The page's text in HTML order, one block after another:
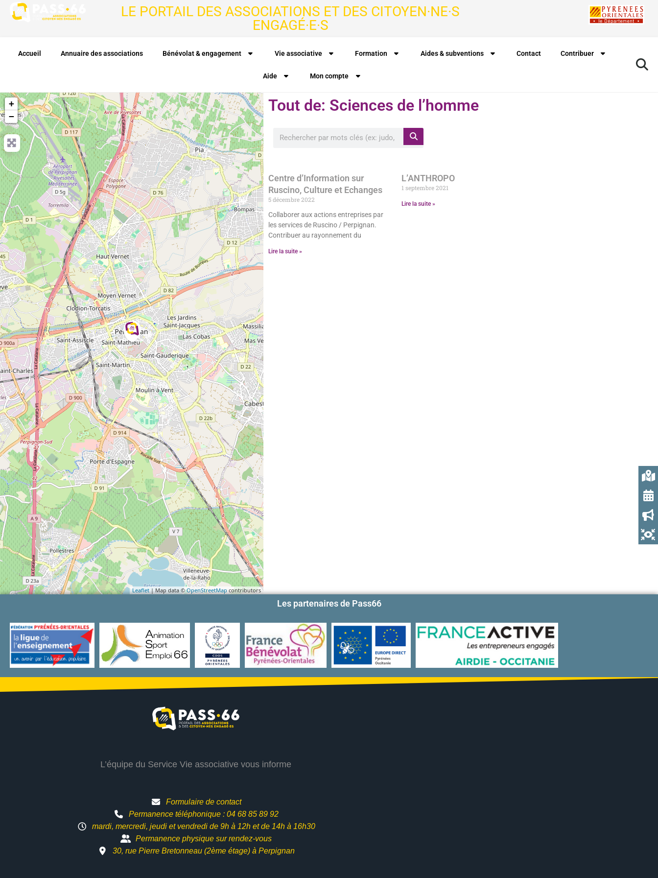
LE PORTAIL DES ASSOCIATIONS ET DES CITOYEN·NE·S
ENGAGÉ·E·S
Accueil Annuaire des associations Bénévolat & engagement Vie associative Formation Aides & subventions Contact Contribuer
Aide Mon compte
+
−
Leaflet| Map data ©OpenStreetMapcontributors
Tout de: Sciences de l’homme
Centre d’Information sur
Ruscino, Culture et Echanges
5 décembre 2022
Collaborer aux actions entreprises par
les services de Ruscino / Perpignan.
Contribuer au rayonnement du
Lire la suite »
L’ANTHROPO
1 septembre 2021
Lire la suite »
Les partenaires de Pass66
L’équipe du Service Vie associative vous informe
Formulaire de contact
Permanence téléphonique : 04 68 85 89 92
mardi, mercredi, jeudi et vendredi de 9h à 12h etde 14h à 16h30
Permanence physique sur rendez-vous
30, rue Pierre Bretonneau (2ème étage) à Perpignan